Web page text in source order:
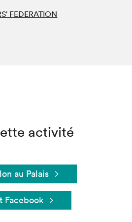
FEDERATION
activité
au Palais
Facebook